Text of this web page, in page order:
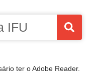
ter o Adobe Reader.